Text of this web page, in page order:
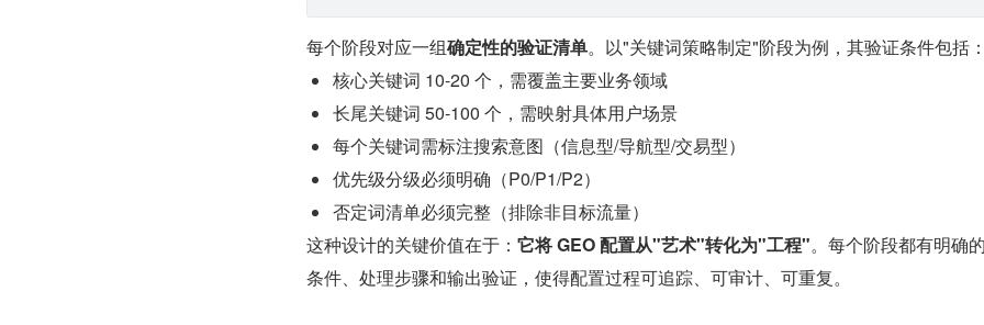
每个阶段对应一组确定性的验证清单。以"关键词策略制定"阶段为例，其验证条件包括
核心关键词 10-20 个，需覆盖主要业务领域
长尾关键词 50-100 个，需映射具体用户场景
每个关键词需标注搜索意图（信息型/导航型/交易型）
优先级分级必须明确（P0/P1/P2）
否定词清单必须完整（排除非目标流量）
这种设计的关键价值在于： 它将 GEO 配置从"艺术"转化为"工程"。每个阶段都有明确
条件、处理步骤和输出验证，使得配置过程可追踪、可审计、可重复。